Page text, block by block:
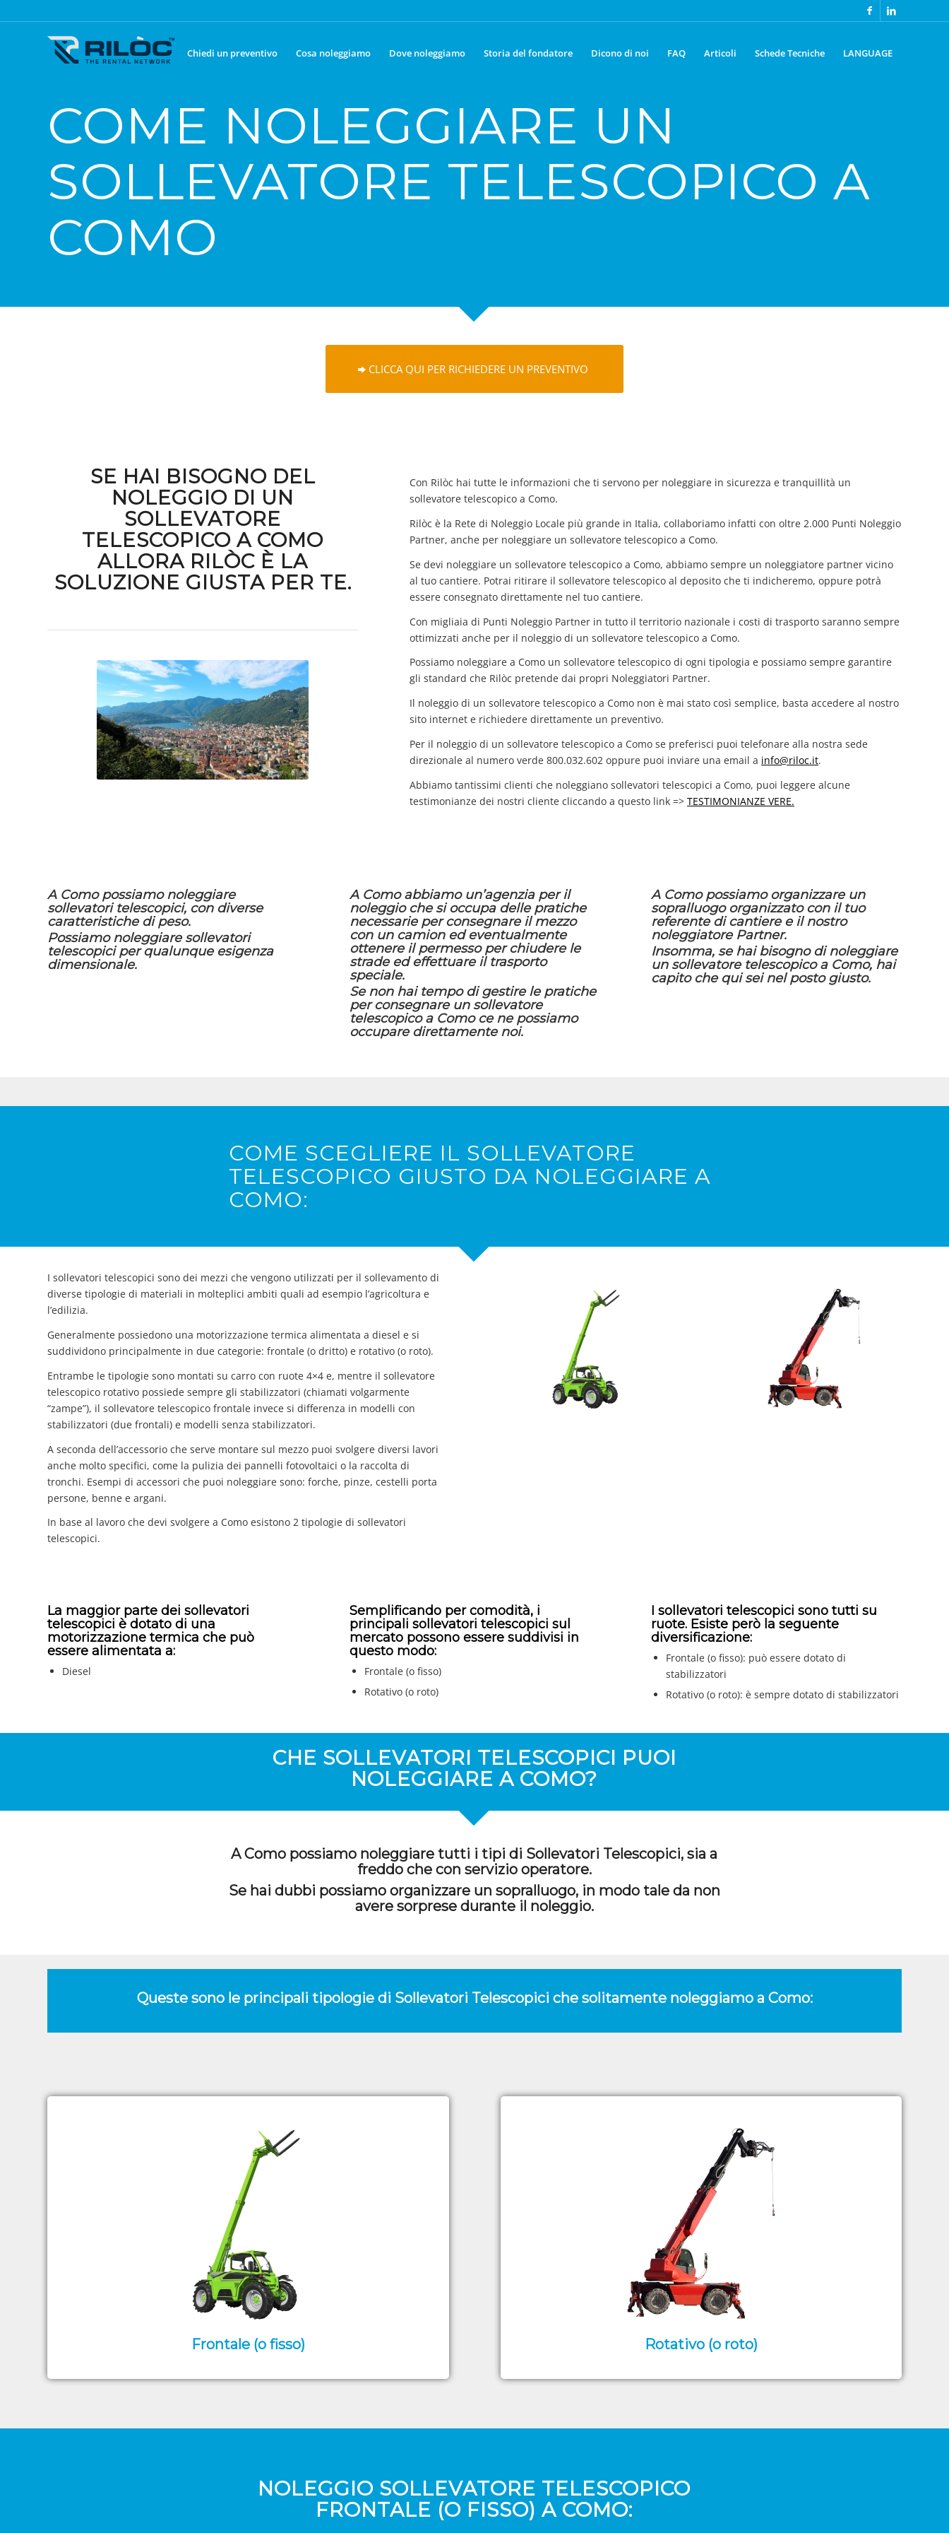
Chiedi un preventivo Cosa noleggiamo Dove noleggiamo Storia del fondatore Dicono di noi FAQ Articoli Schede Tecniche LANGUAGE
COME NOLEGGIARE UN
SOLLEVATORE TELESCOPICO A
COMO
CLICCA QUI PER RICHIEDERE UN PREVENTIVO
SE HAI BISOGNO DEL
NOLEGGIO DI UN
SOLLEVATORE
TELESCOPICO A COMO
ALLORA RILÒC È LA
SOLUZIONE GIUSTA PER TE.
Con Rilòc hai tutte le informazioni che ti servono per noleggiare in sicurezza e tranquillità un
sollevatore telescopico a Como.
Rilòc è la Rete di Noleggio Locale più grande in Italia, collaboriamo infatti con oltre 2.000 Punti Noleggio
Partner, anche per noleggiare un sollevatore telescopico a Como.
Se devi noleggiare un sollevatore telescopico a Como, abbiamo sempre un noleggiatore partner vicino
al tuo cantiere. Potrai ritirare il sollevatore telescopico al deposito che ti indicheremo, oppure potrà
essere consegnato direttamente nel tuo cantiere.
Con migliaia di Punti Noleggio Partner in tutto il territorio nazionale i costi di trasporto saranno sempre
ottimizzati anche per il noleggio di un sollevatore telescopico a Como.
Possiamo noleggiare a Como un sollevatore telescopico di ogni tipologia e possiamo sempre garantire
gli standard che Rilòc pretende dai propri Noleggiatori Partner.
Il noleggio di un sollevatore telescopico a Como non è mai stato così semplice, basta accedere al nostro
sito internet e richiedere direttamente un preventivo.
Per il noleggio di un sollevatore telescopico a Como se preferisci puoi telefonare alla nostra sede
direzionale al numero verde 800.032.602 oppure puoi inviare una email a info@riloc.it.
Abbiamo tantissimi clienti che noleggiano sollevatori telescopici a Como, puoi leggere alcune
testimonianze dei nostri cliente cliccando a questo link =>TESTIMONIANZE VERE.
A Como possiamo noleggiare
sollevatori telescopici, con diverse
caratteristiche di peso.
Possiamo noleggiare sollevatori
telescopici per qualunque esigenza
dimensionale.
A Como abbiamo un’agenzia per il
noleggio che si occupa delle pratiche
necessarie per consegnare il mezzo
con un camion ed eventualmente
ottenere il permesso per chiudere le
strade ed effettuare il trasporto
speciale.
Se non hai tempo di gestire le pratiche
per consegnare un sollevatore
telescopico a Como ce ne possiamo
occupare direttamente noi.
A Como possiamo organizzare un
sopralluogo organizzato con il tuo
referente di cantiere e il nostro
noleggiatore Partner.
Insomma, se hai bisogno di noleggiare
un sollevatore telescopico a Como, hai
capito che qui sei nel posto giusto.
COME SCEGLIERE IL SOLLEVATORE
TELESCOPICO GIUSTO DA NOLEGGIARE A
COMO:
I sollevatori telescopici sono dei mezzi che vengono utilizzati per il sollevamento di
diverse tipologie di materiali in molteplici ambiti quali ad esempio l’agricoltura e
l’edilizia.
Generalmente possiedono una motorizzazione termica alimentata a diesel e si
suddividono principalmente in due categorie: frontale (o dritto) e rotativo (o roto).
Entrambe le tipologie sono montati su carro con ruote 4×4 e, mentre il sollevatore
telescopico rotativo possiede sempre gli stabilizzatori (chiamati volgarmente
“zampe”), il sollevatore telescopico frontale invece si differenza in modelli con
stabilizzatori (due frontali) e modelli senza stabilizzatori.
A seconda dell’accessorio che serve montare sul mezzo puoi svolgere diversi lavori
anche molto specifici, come la pulizia dei pannelli fotovoltaici o la raccolta di
tronchi. Esempi di accessori che puoi noleggiare sono: forche, pinze, cestelli porta
persone, benne e argani.
In base al lavoro che devi svolgere a Como esistono 2 tipologie di sollevatori
telescopici.
La maggior parte dei sollevatori
telescopici è dotato di una
motorizzazione termica che può
essere alimentata a:
Diesel
Semplificando per comodità, i
principali sollevatori telescopici sul
mercato possono essere suddivisi in
questo modo:
Frontale (o fisso)
Rotativo (o roto)
I sollevatori telescopici sono tutti su
ruote. Esiste però la seguente
diversificazione:
Frontale (o fisso): può essere dotato di
stabilizzatori
Rotativo (o roto): è sempre dotato di stabilizzatori
CHE SOLLEVATORI TELESCOPICI PUOI
NOLEGGIARE A COMO?
A Como possiamo noleggiare tutti i tipi di Sollevatori Telescopici, sia a
freddo che con servizio operatore.
Se hai dubbi possiamo organizzare un sopralluogo, in modo tale da non
avere sorprese durante il noleggio.
Queste sono le principali tipologie di Sollevatori Telescopici che solitamente noleggiamo a Como:
Frontale (o fisso) Rotativo (o roto)
NOLEGGIO SOLLEVATORE TELESCOPICO
FRONTALE (O FISSO) A COMO: